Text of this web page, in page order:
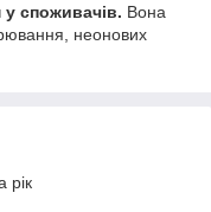
споживачів. Вона
неонових
рік